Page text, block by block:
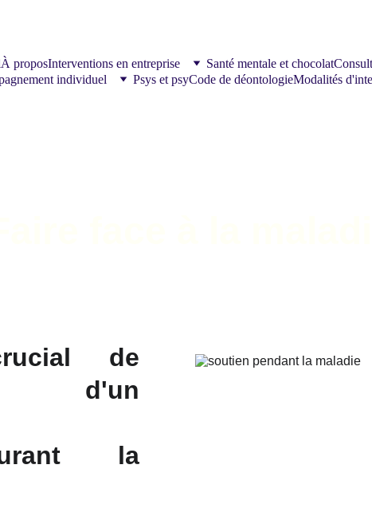
À proposInterventions en entreprise Santé mentale et chocolat
individuel
Psys et psyCode de déontologieModalités
de
d'un
la